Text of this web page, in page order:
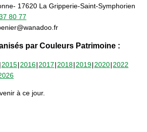
17620 La Gripperie-Saint-Symphorien
80 77
par Couleurs Patrimoine :
2015 2016 2017 2018 2019 2020 2022
à ce jour.